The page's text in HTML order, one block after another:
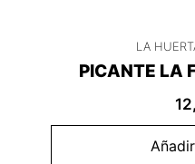
LA
PICANTE LA